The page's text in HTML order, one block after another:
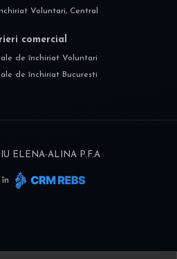
Voluntari, Central
comercial
de închiriat Voluntari
de închiriat Bucuresti
ELENA-ALINA P.F.A